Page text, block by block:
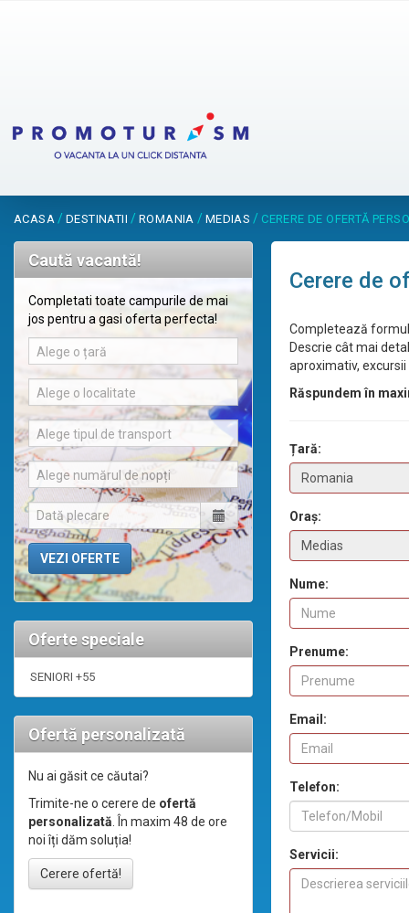
ACASA / DESTINATII / ROMANIA / MEDIAS / CERERE DE OFERTĂ
Caută vacantă!
Completati toate campurile de mai
jos pentru a gasi oferta perfecta!
Alege o țară
Alege o localitate
Alege tipul de transport
Alege numărul de nopți
Oferte speciale
SENIORI +55
Ofertă personalizată
Nu ai găsit ce căutai?
Trimite-ne o cerere de ofertă
personalizată. În maxim 48 de ore
noi îți dăm soluția!
Cerere ofertă!
Cerere de
Completează
Descrie cât mai
aproximativ,
Răspundem în
Țară:
Oraș:
Nume:
Prenume:
Email:
Telefon:
Servicii: